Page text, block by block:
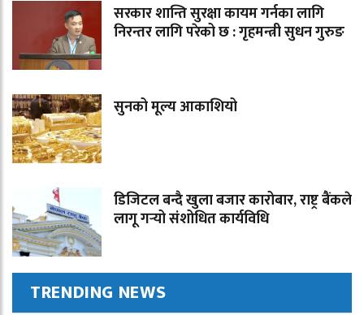
सरकार शान्ति सुरक्षा कायम गर्नका लागि
निरन्तर लागि परेको छ : गृहमन्त्री सुधन गुरुङ
सुनको मूल्य आकाशियो
डिजिटल बन्दै खुला बजार कारोबार, राष्ट्र बैंकले
लागू गर्‍यो संशोधित कार्यविधि
TRENDING NEWS